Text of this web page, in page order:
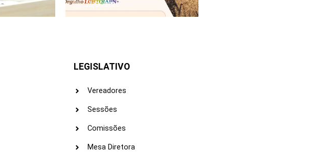
25/06/2026
LEGISLATIVO
Vereadores
Sessões
Comissões
Mesa Diretora